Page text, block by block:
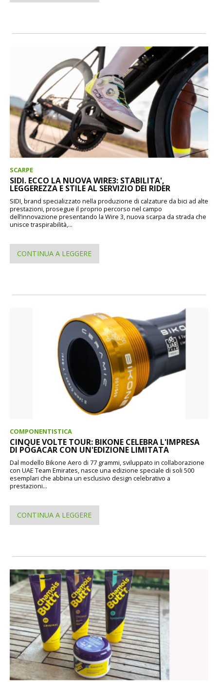
SCARPE
SIDI. ECCO LA NUOVA WIRE3: STABILITA',
LEGGEREZZA E STILE AL SERVIZIO DEI RIDER
SIDI, brand specializzato nella produzione di calzature da bici ad alte
prestazioni, prosegue il proprio percorso nel campo
dell’innovazione presentando la Wire 3, nuova scarpa da strada che
unisce traspirabilità,...
CONTINUA A LEGGERE
COMPONENTISTICA
CINQUE VOLTE TOUR: BIKONE CELEBRA L'IMPRESA
DI POGACAR CON UN'EDIZIONE LIMITATA
Dal modello Bikone Aero di 77 grammi, sviluppato in collaborazione
con UAE Team Emirates, nasce una edizione speciale di soli 500
esemplari che abbina un esclusivo design celebrativo a
prestazioni...
CONTINUA A LEGGERE